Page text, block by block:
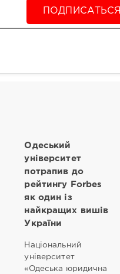
ПОДПИСАТЬСЯ
Одеський
університет
потрапив до
рейтингу Forbes
як один із
найкращих вишів
України
Національний
університет
«Одеська юридична